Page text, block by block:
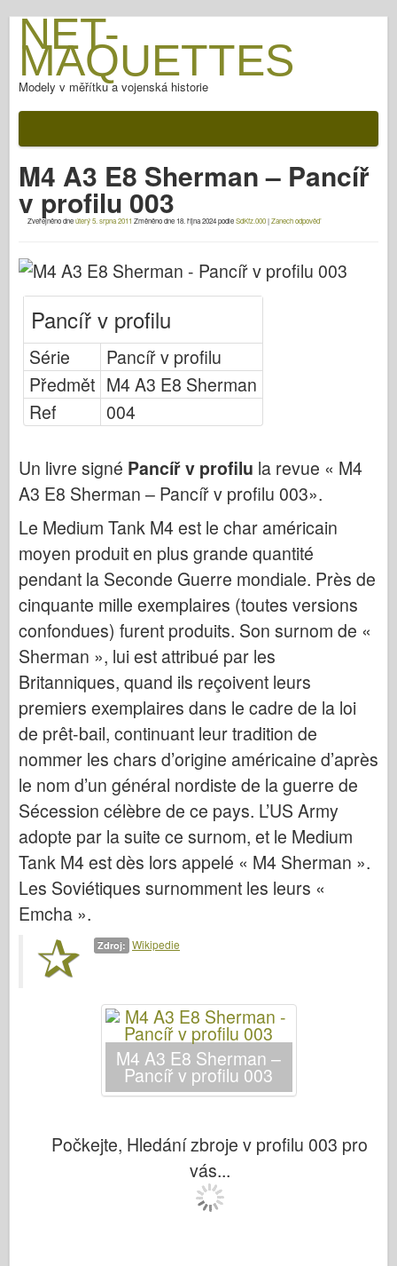
NET-
MAQUETTES
Modely v měřítku a vojenská historie
Po bitvě
Zbraně AFV
Spojenecká osa
Pancíř v profilu
Concord
Matice a šrouby
Nový Předvoj
Modelování Osprey
Publikování Osprey
Tankpower
Nákladní automobily a nádrže
Waffen-Arsenal
Wydawnictwo Militaria
Maquettes
Akademie
Modely es
Klub AFV
Airfix
Letectvo
AZ Model
Černý pes
Bronco
Kybernetický koníček
Dnepromodel
Dragon
Eduard
E.T. Model
Jemné formy
Síly udatí
Modely IBG
M4 A3 E8 Sherman – Pancíř
v profilu 003
Zveřejněno dneúterý 5. srpna 2011 Změněno dne 18. října 2024podleSdKfz.000|Zanech odpověď
Pancíř v profilu
Série
Pancíř v profilu
Předmět M4 A3 E8 Sherman
Ref
004
Un livre signé Pancíř v profilu la revue « M4
A3 E8 Sherman – Pancíř v profilu 003».
Le Medium Tank M4 est le char américain
moyen produit en plus grande quantité
pendant la Seconde Guerre mondiale. Près de
cinquante mille exemplaires (toutes versions
confondues) furent produits. Son surnom de «
Sherman », lui est attribué par les
Britanniques, quand ils reçoivent leurs
premiers exemplaires dans le cadre de la loi
de prêt-bail, continuant leur tradition de
nommer les chars d’origine américaine d’après
le nom d’un général nordiste de la guerre de
Sécession célèbre de ce pays. L’US Army
adopte par la suite ce surnom, et le Medium
Tank M4 est dès lors appelé « M4 Sherman ».
Les Soviétiques surnomment les leurs «
Emcha ».
Zdroj: Wikipedie
M4 A3 E8 Sherman –
Pancíř v profilu 003
Počkejte, Hledání zbroje v profilu 003 pro
vás...